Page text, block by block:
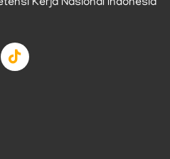
Kerja Nasional Indonesia
T
i
k